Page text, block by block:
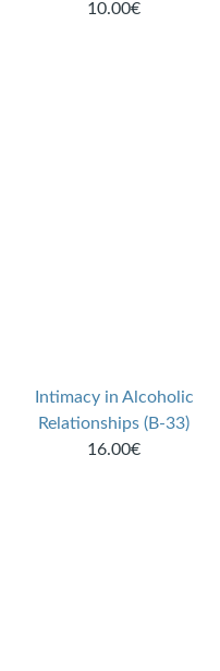
10.00€
Intimacy in Alcoholic
Relationships (B-33)
16.00€